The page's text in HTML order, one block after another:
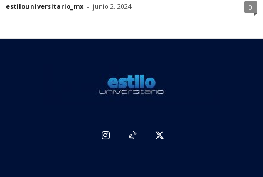
estilouniversitario_mx - junio 2, 2024 0